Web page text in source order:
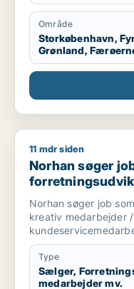
Område
Storkøbenhavn,
Grønland,
Norhan søger job
11 mdr siden
Norhan søger
/ fritids
Norhan søger job
kreativ medarbejder
Type
Sælger,
medarbejder mv.